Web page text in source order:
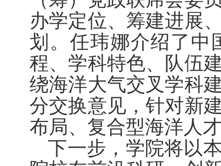
办学定位、筹建进展
划。任玮娜介绍了中
程、学科特色、队伍
绕海洋大气交叉学科
分交换意见，针对新
布局、复合型海洋人
下一步，学院将以